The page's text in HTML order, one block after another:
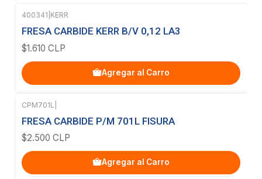
400341 KERR
FRESA CARBIDE KERR B/V 0,12 LA3
$1.610 CLP
Agregar al Carro
CPM701L
FRESA CARBIDE P/M 701L FISURA
$2.500 CLP
Agregar al Carro